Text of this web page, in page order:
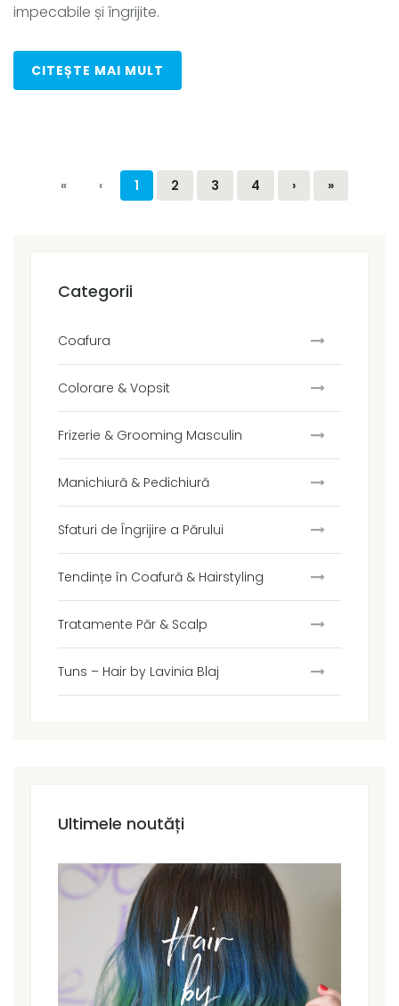
impecabile și îngrijite.
CITEȘTE MAI MULT
« ‹ 1 2 3 4 › »
Categorii
Coafura
Colorare & Vopsit
Frizerie & Grooming Masculin
Manichiură & Pedichiură
Sfaturi de Îngrijire a Părului
Tendințe în Coafură & Hairstyling
Tratamente Păr & Scalp
Tuns – Hair by Lavinia Blaj
Ultimele noutăți